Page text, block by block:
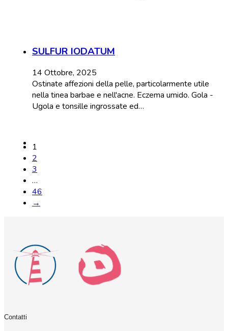
SULFUR IODATUM
14 Ottobre, 2025
Ostinate affezioni della pelle, particolarmente utile
nella tinea barbae e nell'acne. Eczema umido. Gola -
Ugola e tonsille ingrossate ed…
1
2
3
…
46
→
Contatti